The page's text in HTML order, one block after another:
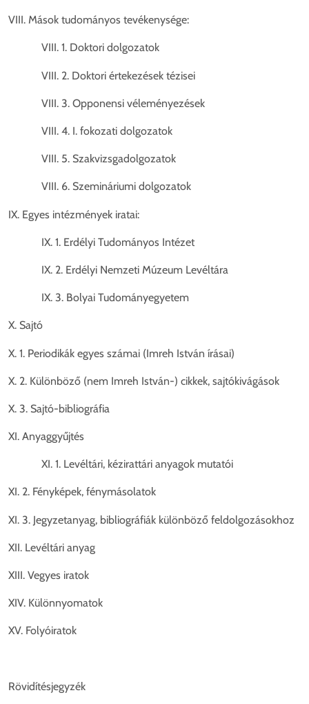
VIII. Mások tudományos tevékenysége:
VIII. 1. Doktori dolgozatok
VIII. 2. Doktori értekezések tézisei
VIII. 3. Opponensi véleményezések
VIII. 4. I. fokozati dolgozatok
VIII. 5. Szakvizsgadolgozatok
VIII. 6. Szemináriumi dolgozatok
IX. Egyes intézmények iratai:
IX. 1. Erdélyi Tudományos Intézet
IX. 2. Erdélyi Nemzeti Múzeum Levéltára
IX. 3. Bolyai Tudományegyetem
X. Sajtó
X. 1. Periodikák egyes számai (Imreh István írásai)
X. 2. Különböző (nem Imreh István-) cikkek, sajtókivágások
X. 3. Sajtó-bibliográfia
XI. Anyaggyűjtés
XI. 1. Levéltári, kézirattári anyagok mutatói
XI. 2. Fényképek, fénymásolatok
XI. 3. Jegyzetanyag, bibliográfiák különböző feldolgozásokhoz
XII. Levéltári anyag
XIII. Vegyes iratok
XIV. Különnyomatok
XV. Folyóiratok
Rövidítésjegyzék